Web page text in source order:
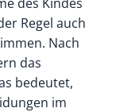
Regel auch
Nach
das
bedeutet,
im